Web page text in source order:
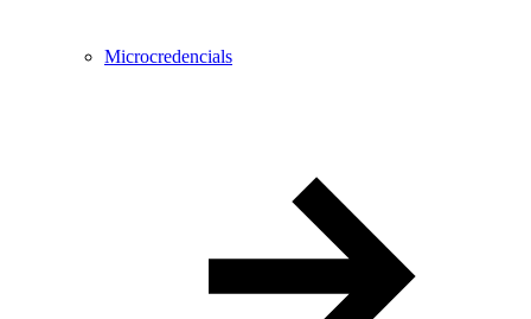
Microcredencials